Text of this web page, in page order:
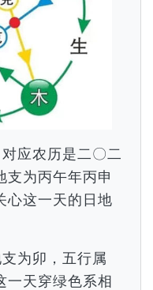
应农历是二〇二
支为丙午年丙申
心这一天的日地
为卯，五行属
一天穿绿色系相